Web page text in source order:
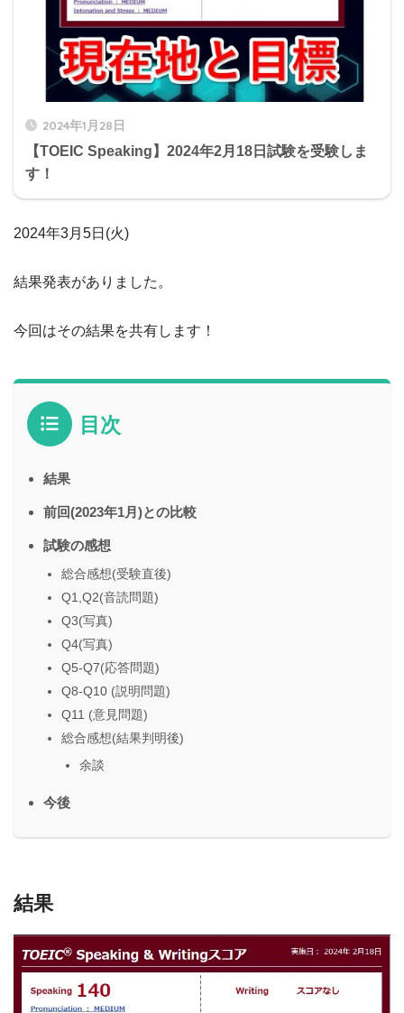
2024年1月28日
【TOEIC Speaking】2024年2月18日試験を受験しま
す！
2024年3月5日(火)
結果発表がありました。
今回はその結果を共有します！
目次
結果
前回(2023年1月)との比較
試験の感想
総合感想(受験直後)
Q1,Q2(音読問題)
Q3(写真)
Q4(写真)
Q5-Q7(応答問題)
Q8-Q10 (説明問題)
Q11 (意見問題)
総合感想(結果判明後)
余談
今後
結果